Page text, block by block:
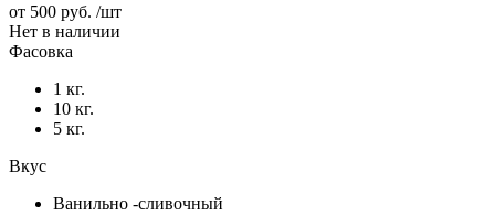
от 500 руб. /шт
Нет в наличии
Фасовка
1 кг.
10 кг.
5 кг.
Вкус
Ванильно -сливочный